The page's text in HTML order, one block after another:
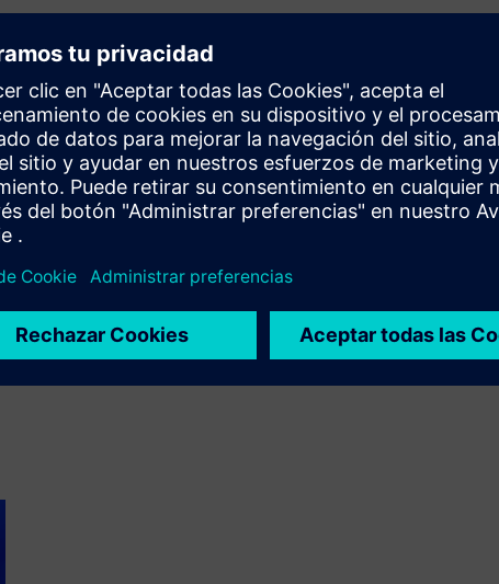
Amplía o se basa en un producto o solución Siemens
Xcelerator mediante la creación de un nuevo producto, o
crea una nueva solución para el cliente mediante la
integración del producto Siemens Xcelerator y el
producto propio
Service
Siemens Xcelerator que ayuda al cliente a implementarlo,
integrarlo, operarlo o mantenerlo